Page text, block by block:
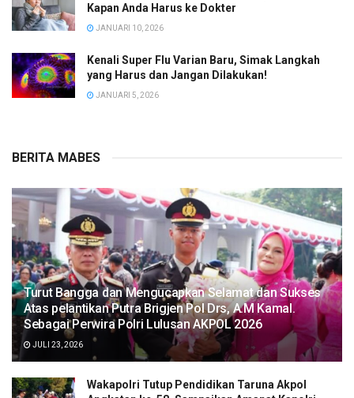
Kapan Anda Harus ke Dokter
JANUARI 10, 2026
Kenali Super Flu Varian Baru, Simak Langkah
yang Harus dan Jangan Dilakukan!
JANUARI 5, 2026
BERITA MABES
Turut Bangga dan Mengucapkan Selamat dan Sukses
Atas pelantikan Putra Brigjen Pol Drs, A.M Kamal.
Sebagai Perwira Polri Lulusan AKPOL 2026
JULI 23, 2026
Wakapolri Tutup Pendidikan Taruna Akpol